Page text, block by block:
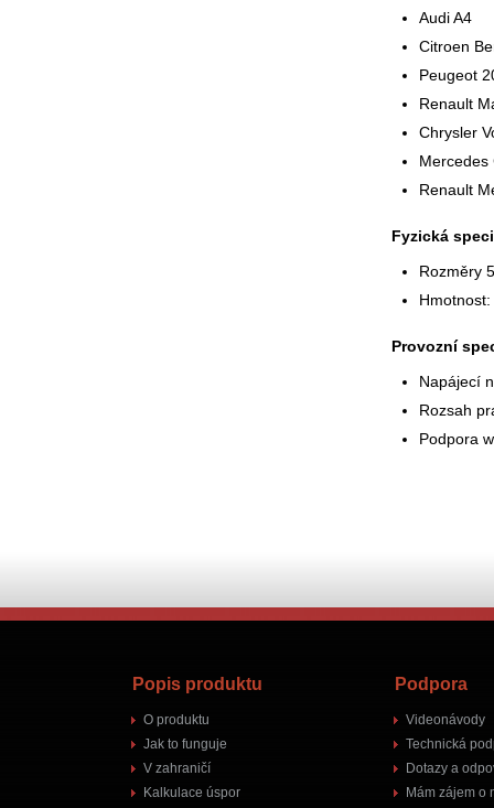
Audi A4
Citroen
Peugeot
Renault
Chrysler
Mercedes
Renault
Fyzická
Rozměry
Provozní
Napájecí
Rozsah
Podpora
Popis produktu
O produktu
Jak to funguje
V zahraničí
Kalkulace úspor
Podpora
Videonávody
Technická
Dotazy a
Mám zájem o